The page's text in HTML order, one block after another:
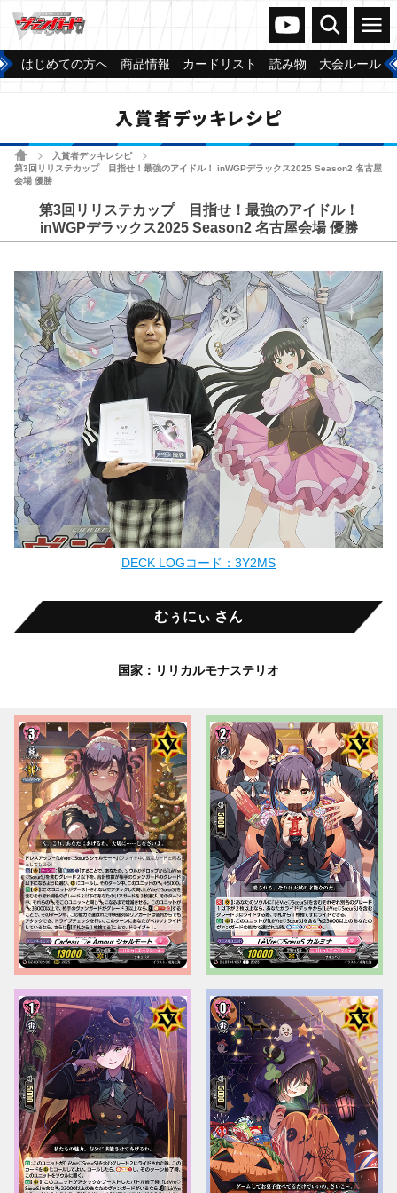
ヴァンガードch
検索 メニュー
はじめての方へ 商品情報 カードリスト 読み物 大会ルール
入賞者デッキレシピ
ホーム 入賞者デッキレシピ
第3回リリステカップ 目指せ！最強のアイドル！ inWGPデラックス2025 Season2 名古屋
会場 優勝
第3回リリステカップ 目指せ！最強のアイドル！
inWGPデラックス2025 Season2 名古屋会場 優勝
DECK LOGコード：3Y2MS
むぅにぃ さん
国家：リリカルモナステリオ